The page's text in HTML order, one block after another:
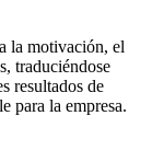
la motivación, el
traduciéndose
resultados de
para la empresa.